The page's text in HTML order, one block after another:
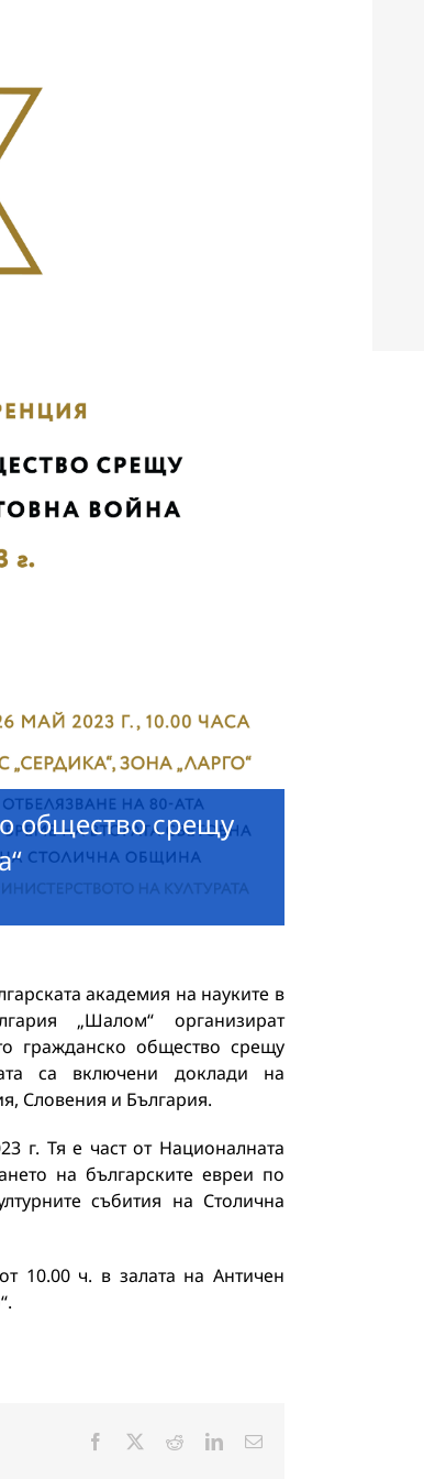
общество срещу
академия на науките в
„Шалом“ организират
гражданско общество срещу
са включени доклади на
Словения и България.
г. Тя е част от Националната
на българските евреи по
събития на Столична
10.00 ч. в залата на Античен
Facebook RedditLinkedInЕлектронна